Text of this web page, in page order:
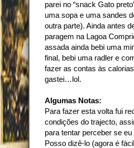
parei no “snack Gato
uma sopa e uma sandes
outra parte). Ainda antes
paragem na Lagoa
assada ainda bebi uma
final, bebi uma radler e
fazer as contas às
gastei…lol.
Algumas Notas:
Para fazer esta volta fui
condições do trajecto,
para tentar perceber se
Posso dizê-lo (agora é